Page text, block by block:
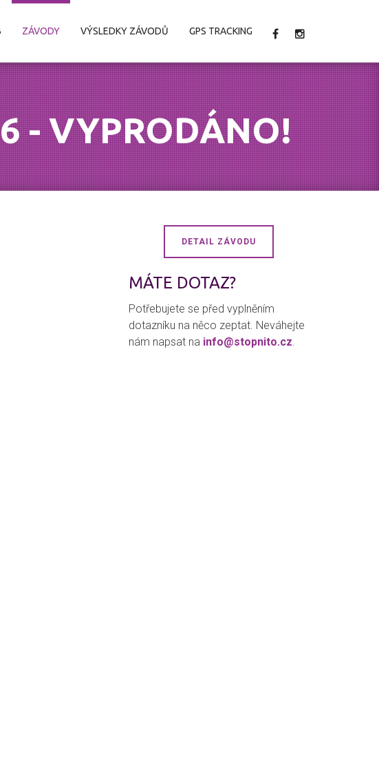
ZÁVODY VÝSLEDKY ZÁVODŮ GPS TRACKING
- VYPRODÁNO!
DETAIL ZÁVODU
MÁTE DOTAZ?
Potřebujete se před vyplněním
dotazníku na něco zeptat. Neváhejte
nám napsat na info@stopnito.cz.